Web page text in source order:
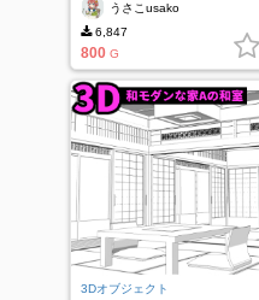
うさこusako
6,847
800 G
3Dオブジェクト